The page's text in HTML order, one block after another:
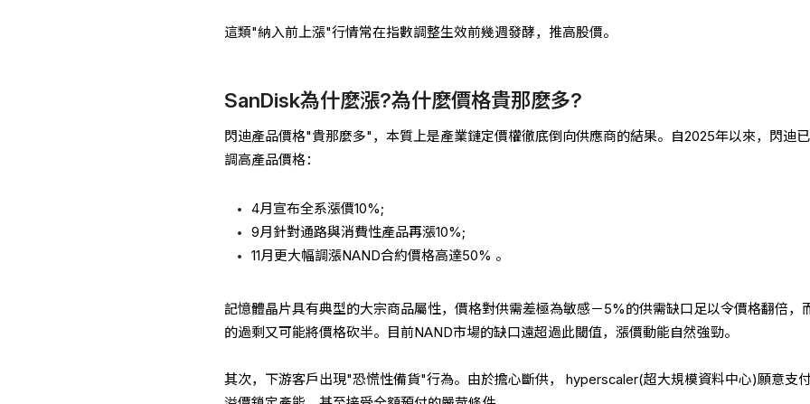
這類"納入前上漲"行情常在指數調整生效前幾週發酵，推高股價。
SanDisk為什麼漲?為什麼價格貴那麼多?
閃迪產品價格"貴那麼多"，本質上是產業鏈定價權徹底倒向供應商的結果。自2025年以來，閃迪
調高產品價格：
4月宣布全系漲價10%;
9月針對通路與消費性產品再漲10%;
11月更大幅調漲NAND合約價格高達50% 。
記憶體晶片具有典型的大宗商品屬性，價格對供需差極為敏感－5%的供需缺口足以令價格翻倍，
的過剩又可能將價格砍半。目前NAND市場的缺口遠超過此閾值，漲價動能自然強勁。
其次，下游客戶出現"恐慌性備貨"行為。由於擔心斷供， hyperscaler(超大規模資料中心)願意支